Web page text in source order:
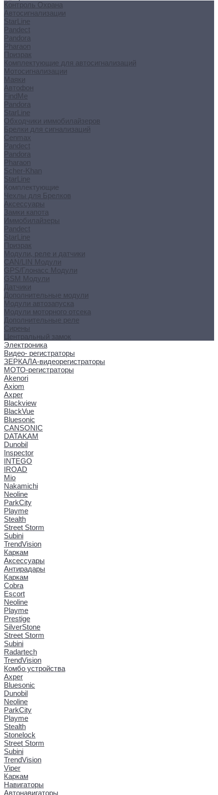
Контроль Охрана
Автосигнализации
StarLine
Pandect
Pandora
Pharaon
Призрак
Комплектующие для автосигнализаций
Мотосигнализации
Маяки
Автофон
FindMe
Pandora
StarLine
Обходчики иммобилайзеров
Брелки для сигнализаций
Cenmax
Pandect
Pandora
Pharaon
Scher-Khan
StarLine
Комплектующие
Чехлы для Брелков
Аксессуары
Замки капота
Иммобилайзеры
Pandect
StarLine
Призрак
Модули, реле и датчики
CAN/LIN Модули
GPS/Глонасс Модули
GSM Модули
Датчики
Дополнительные модули
Модули автозапуска
Модули моторного отсека
Дополнительные реле
Сирены
Центральный замок
Электроника
Видео- регистраторы
ЗЕРКАЛА-видеорегистраторы
МОТО-регистраторы
Akenori
Axiom
Axper
Blackview
BlackVue
Bluesonic
CANSONIC
DATAKAM
Dunobil
Inspector
INTEGO
IROAD
Mio
Nakamichi
Neoline
ParkCity
Playme
Stealth
Street Storm
Subini
TrendVision
Каркам
Аксессуары
Антирадары
Каркам
Cobra
Escort
Neoline
Playme
Prestige
SilverStone
Street Storm
Subini
Radartech
TrendVision
Комбо устройства
Axper
Bluesonic
Dunobil
Neoline
ParkCity
Playme
Stealth
Stonelock
Street Storm
Subini
TrendVision
Viper
Каркам
Навигаторы
Автонавигаторы